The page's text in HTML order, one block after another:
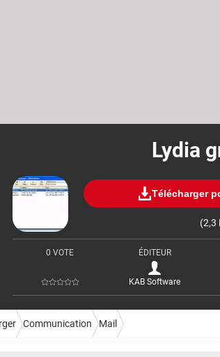
Lydia
Télécharger
(2,3
0 VOTE ÉDITEUR
KAB Software
Communication Mail